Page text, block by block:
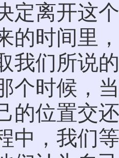
定离开这
的时间里
我们所说
个时候，
的位置交
中，我们